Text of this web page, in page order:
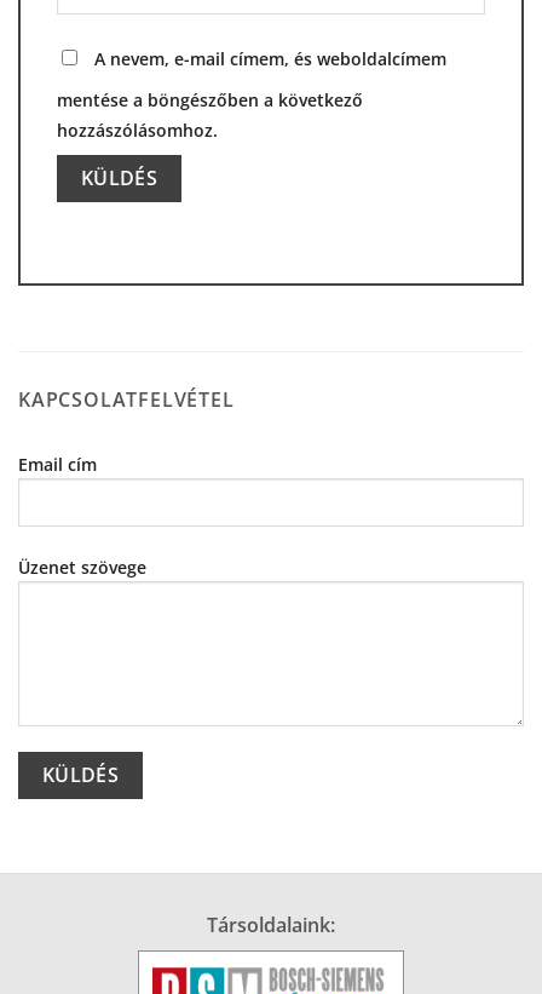
A nevem, e-mail címem, és weboldalcímem
mentése a böngészőben a következő
hozzászólásomhoz.
KAPCSOLATFELVÉTEL
Email cím
Üzenet szövege
Társoldalaink: